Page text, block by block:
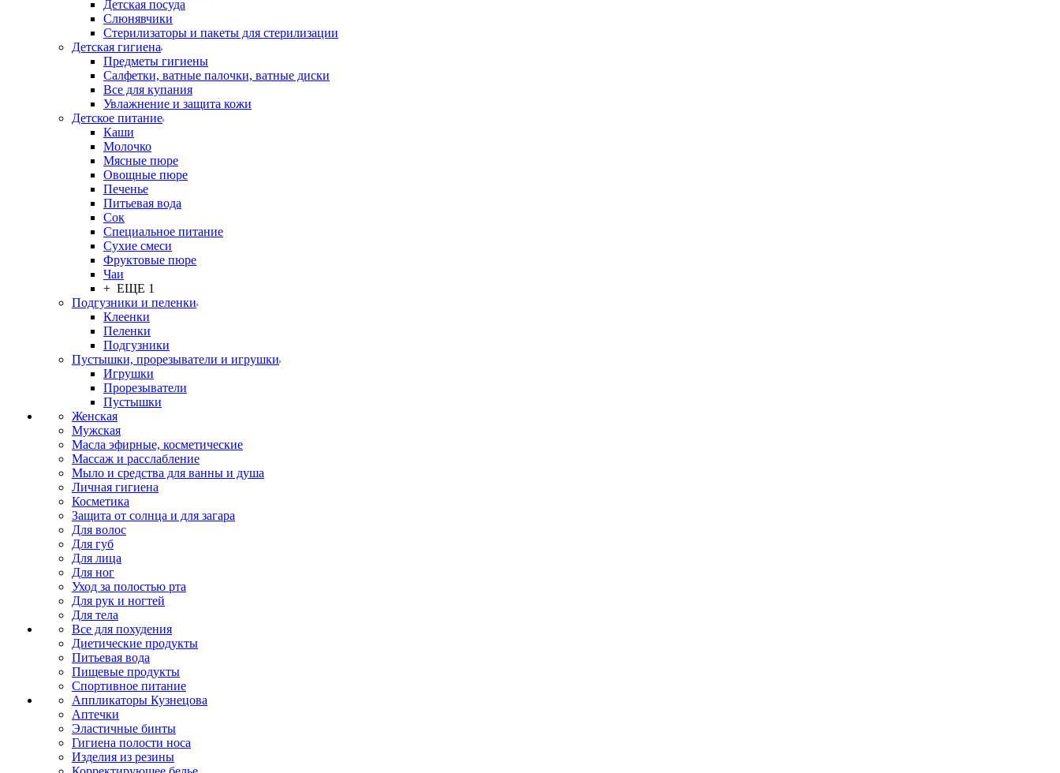
Детская посуда
Слюнявчики
Стерилизаторы и пакеты для стерилизации
Детская гигиена
Предметы гигиены
Салфетки, ватные палочки, ватные диски
Все для купания
Увлажнение и защита кожи
Детское питание
Каши
Молочко
Мясные пюре
Овощные пюре
Печенье
Питьевая вода
Сок
Специальное питание
Сухие смеси
Фруктовые пюре
Чаи
+ ЕЩЕ 1
Подгузники и пеленки
Клеенки
Пеленки
Подгузники
Пустышки, прорезыватели и игрушки
Игрушки
Прорезыватели
Пустышки
Женская
Мужская
Масла эфирные, косметические
Массаж и расслабление
Мыло и средства для ванны и душа
Личная гигиена
Косметика
Защита от солнца и для загара
Для волос
Для губ
Для лица
Для ног
Уход за полостью рта
Для рук и ногтей
Для тела
Все для похудения
Диетические продукты
Питьевая вода
Пищевые продукты
Спортивное питание
Аппликаторы Кузнецова
Аптечки
Эластичные бинты
Гигиена полости носа
Изделия из резины